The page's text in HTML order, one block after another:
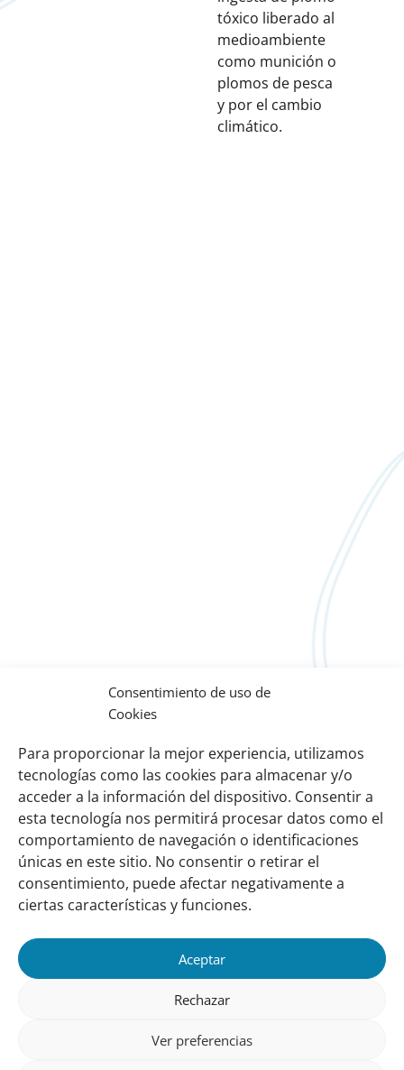
Consentimiento de uso de
Cookies
Para proporcionar la mejor experiencia, utilizamos
tecnologías como las cookies para almacenar y/o
acceder a la información del dispositivo. Consentir a
esta tecnología nos permitirá procesar datos como el
comportamiento de navegación o identificaciones
únicas en este sitio. No consentir o retirar el
consentimiento, puede afectar negativamente a
ciertas características y funciones.
Aceptar
Rechazar
Ver preferencias
tóxico liberado al
medioambiente
como munición o
plomos de pesca
y por el cambio
climático.
Links
importantes
Sobre nosotros
Nuestra red
Misión y Visión
Nuestra historia
Conozca a nuestro equipo